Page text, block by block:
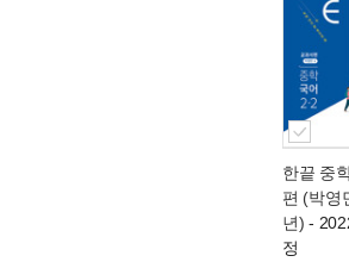
한끝 중
편 (박영
년) -
정